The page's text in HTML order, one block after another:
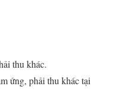
thu khác.
ứng, phải thu khác tại